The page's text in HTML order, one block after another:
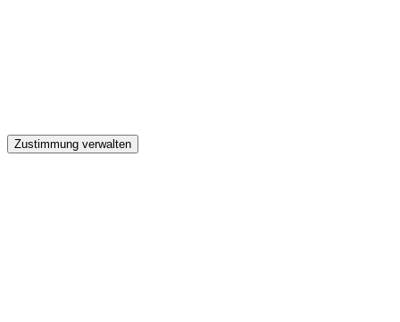
Zustimmung verwalten